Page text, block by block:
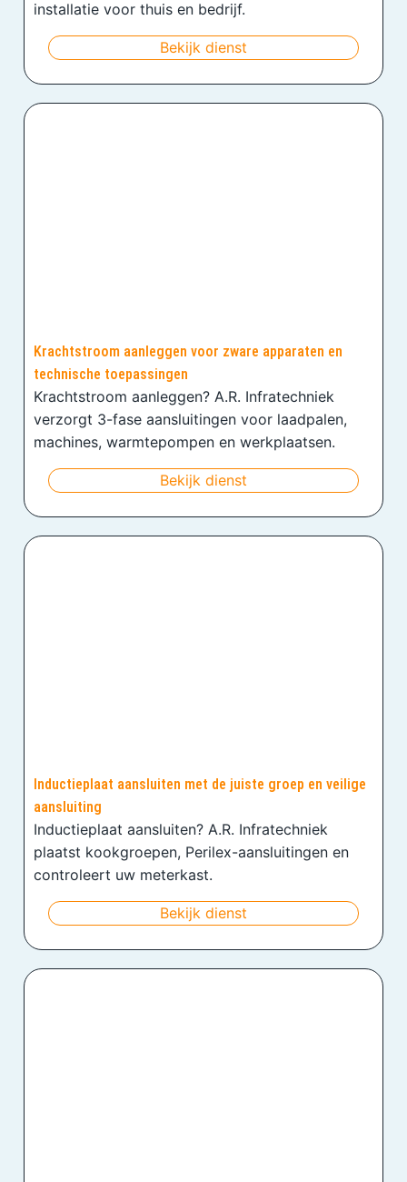
installatie voor thuis en bedrijf.
Bekijk dienst
Krachtstroom aanleggen voor zware apparaten en
technische toepassingen
Krachtstroom aanleggen? A.R. Infratechniek
verzorgt 3-fase aansluitingen voor laadpalen,
machines, warmtepompen en werkplaatsen.
Bekijk dienst
Inductieplaat aansluiten met de juiste groep en veilige
aansluiting
Inductieplaat aansluiten? A.R. Infratechniek
plaatst kookgroepen, Perilex-aansluitingen en
controleert uw meterkast.
Bekijk dienst